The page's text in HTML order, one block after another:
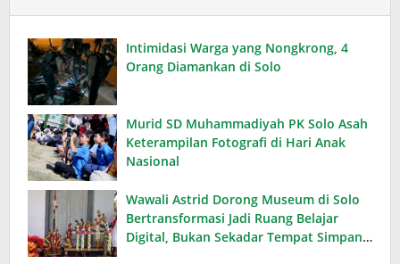
Intimidasi Warga yang Nongkrong, 4
Orang Diamankan di Solo
Murid SD Muhammadiyah PK Solo Asah
Keterampilan Fotografi di Hari Anak
Nasional
Wawali Astrid Dorong Museum di Solo
Bertransformasi Jadi Ruang Belajar
Digital, Bukan Sekadar Tempat Simpan